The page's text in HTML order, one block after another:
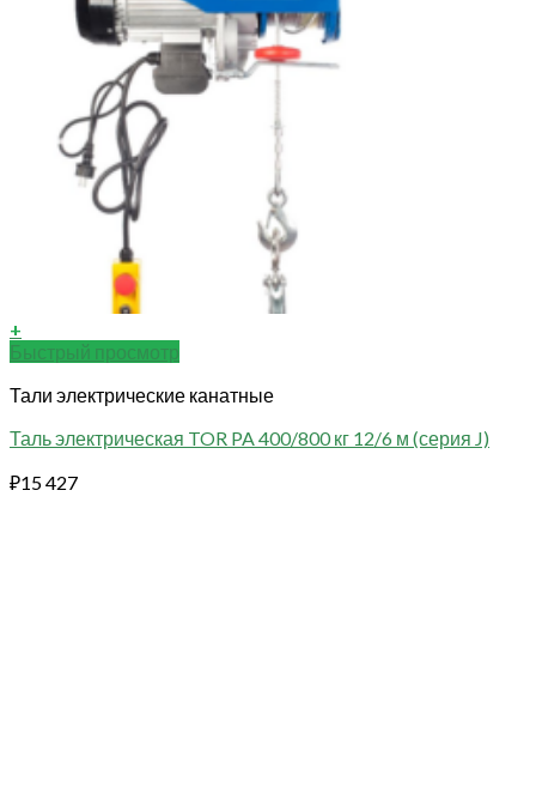
+
Быстрый просмотр
Тали электрические канатные
Таль электрическая TOR PA 400/800 кг 12/6 м (серия J)
₽15 427